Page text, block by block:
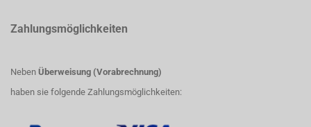
Zahlungsmöglichkeiten
Neben Überweisung (Vorabrechnung)
haben sie folgende Zahlungsmöglichkeiten: